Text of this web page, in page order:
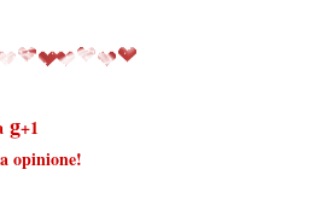
g+1
opinione!